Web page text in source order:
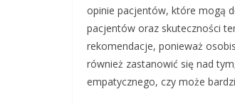
opinie pacjentów, które mogą
pacjentów oraz skuteczności
rekomendacje, ponieważ
również zastanowić się nad
empatycznego, czy może